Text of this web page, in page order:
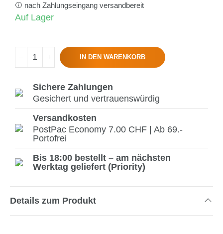
nach Zahlungseingang versandbereit
Auf Lager
IN DEN WARENKORB
Sichere Zahlungen
Gesichert und vertrauenswürdig
Versandkosten
PostPac Economy 7.00 CHF | Ab 69.-
Portofrei
Bis 18:00 bestellt – am nächsten
Werktag geliefert (Priority)
Details zum Produkt